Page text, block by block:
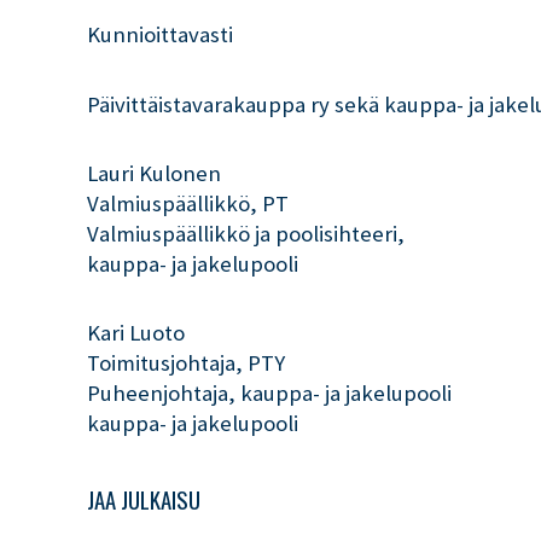
Kunnioittavasti
Päivittäistavarakauppa ry sekä kauppa- ja
Lauri Kulonen
Valmiuspäällikkö, PT
Valmiuspäällikkö ja poolisihteeri,
kauppa- ja jakelupooli
Kari Luoto
Toimitusjohtaja, PTY
Puheenjohtaja, kauppa- ja jakelupooli
kauppa- ja jakelupooli
JAA JULKAISU